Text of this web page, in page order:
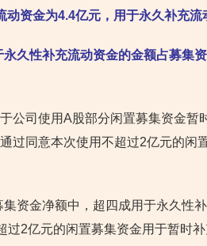
动资金为4.4亿元，用于永久补充流
永久性补充流动资金的金额占募集
公司使用A股部分闲置募集资金暂
过同意本次使用不超过2亿元的闲
资金净额中，超四成用于永久性
2亿元的闲置募集资金用于暂时补